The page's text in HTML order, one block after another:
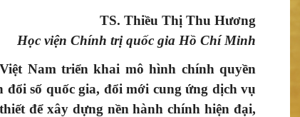
TS. Thiều Thị Thu Hương
Học viện Chính trị quốc gia Hồ Chí Minh
Nam triển khai mô hình chính quyền
số quốc gia, đổi mới cung ứng dịch vụ
để xây dựng nền hành chính hiện đại,